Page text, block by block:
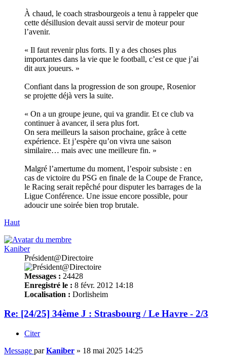
À chaud, le coach strasbourgeois a tenu à rappeler que
cette désillusion devait aussi servir de moteur pour
l’avenir.
« Il faut revenir plus forts. Il y a des choses plus
importantes dans la vie que le football, c’est ce que j’ai
dit aux joueurs. »
Confiant dans la progression de son groupe, Rosenior
se projette déjà vers la suite.
« On a un groupe jeune, qui va grandir. Et ce club va
continuer à avancer, il sera plus fort.
On sera meilleurs la saison prochaine, grâce à cette
expérience. Et j’espère qu’on vivra une saison
similaire… mais avec une meilleure fin. »
Malgré l’amertume du moment, l’espoir subsiste : en
cas de victoire du PSG en finale de la Coupe de France,
le Racing serait repêché pour disputer les barrages de la
Ligue Conférence. Une issue encore possible, pour
adoucir une soirée bien trop brutale.
Haut
Kaniber
Président@Directoire
Messages : 24428
Enregistré le : 8 févr. 2012 14:18
Localisation : Dorlisheim
Re: [24/25] 34ème J : Strasbourg / Le Havre - 2/3
Citer
Message parKaniber » 18 mai 2025 14:25